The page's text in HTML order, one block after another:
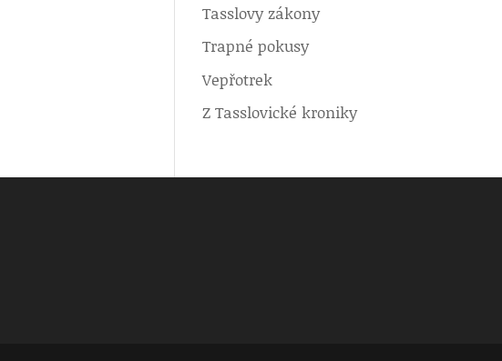
Tasslovy zákony
Trapné pokusy
Vepřotrek
Z Tasslovické kroniky